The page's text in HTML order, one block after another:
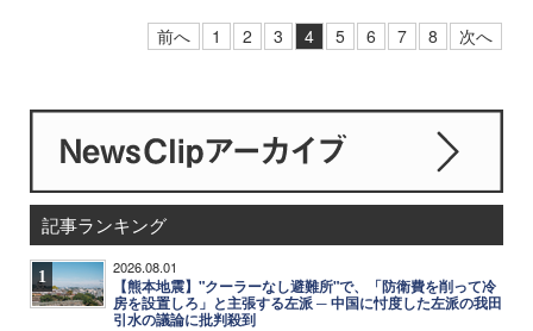
前へ 1 2 3 4 5 6 7 8 次へ
記事ランキング
1 2026.08.01
【熊本地震】"クーラーなし避難所"で、「防衛費を削って冷
房を設置しろ」と主張する左派 ─ 中国に忖度した左派の我田
引水の議論に批判殺到